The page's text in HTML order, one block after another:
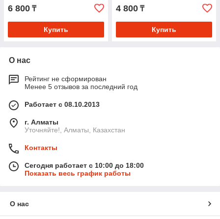
6 800 ₸
Купить
4 800 ₸
Купить
О нас
Рейтинг не сформирован
Менее 5 отзывов за последний год
Работает с 08.10.2013
г. Алматы
Уточняйте!, Алматы, Казахстан
Контакты
Сегодня работает с 10:00 до 18:00
Показать весь график работы
О нас